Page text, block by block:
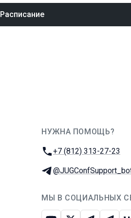
Расписание
НУЖНА ПОМОЩЬ?
Телефон:
+7 (812) 313-27-23
Телеграм:
МЫ В СОЦИАЛЬНЫХ